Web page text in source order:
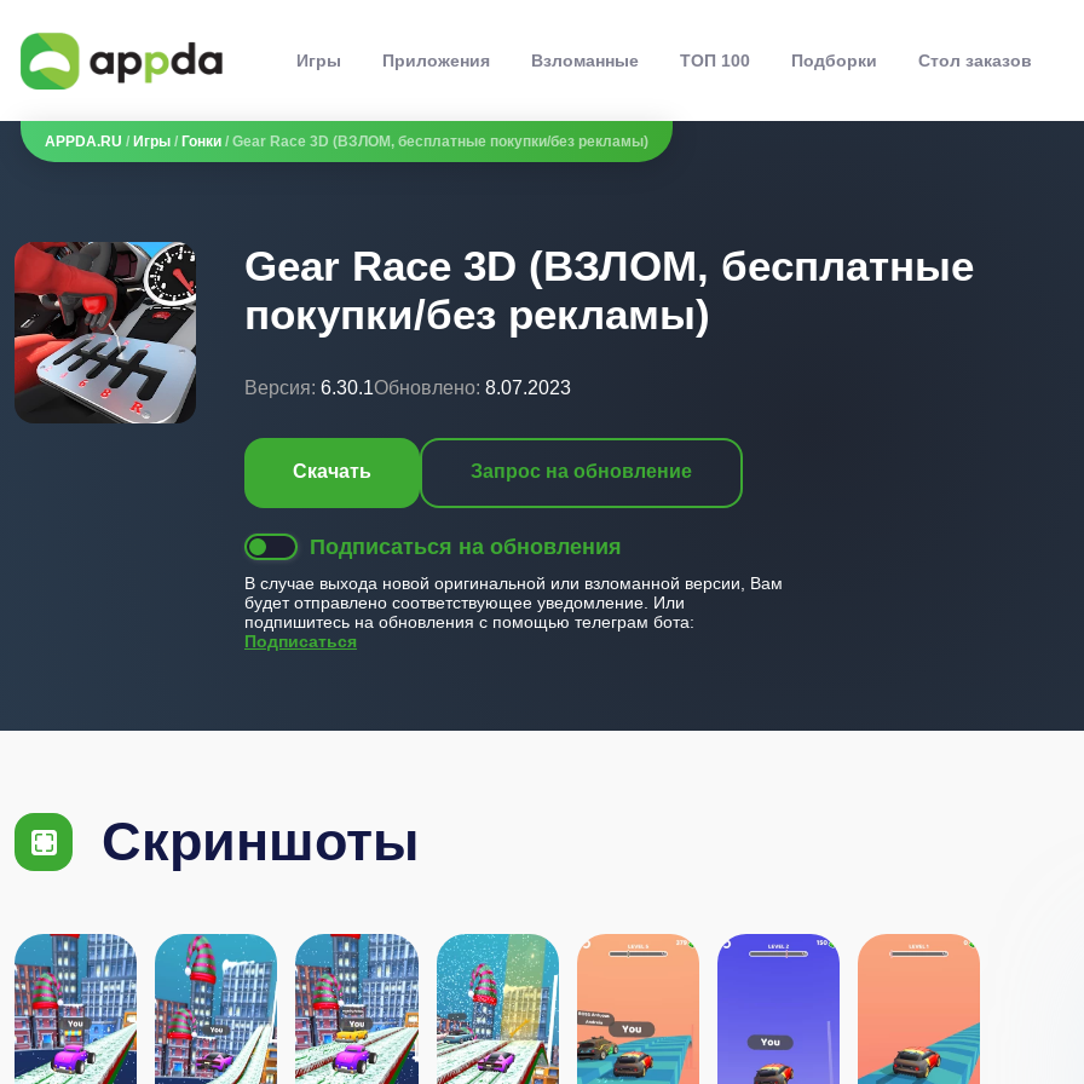
Игры Приложения Взломанные ТОП 100 Подборки Стол заказов
APPDA.RU / Игры / Гонки / Gear Race 3D (ВЗЛОМ, бесплатные покупки/без рекламы)
Gear Race 3D (ВЗЛОМ, бесплатные
покупки/без рекламы)
Версия: 6.30.1Обновлено: 8.07.2023
Скачать Запрос на обновление
Подписаться на обновления
В случае выхода новой оригинальной или взломанной версии, Вам
будет отправлено соответствующее уведомление. Или
подпишитесь на обновления с помощью телеграм бота:
Подписаться
Скриншоты